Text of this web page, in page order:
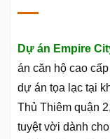
Dự án Empire
án căn hộ cao
dự án tọa lạc tại
Thủ Thiêm quận 2,
tuyệt vời dành